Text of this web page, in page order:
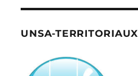
UNSA-TERRITORIAUX